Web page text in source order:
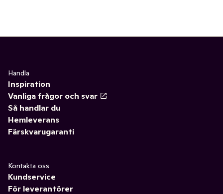
Handla
Inspiration
Vanliga frågor och svar
Så handlar du
Hemleverans
Färskvarugaranti
Kontakta oss
Kundservice
För leverantörer